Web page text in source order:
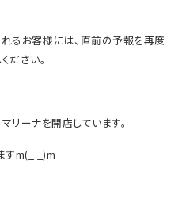
るお客様には、直前の予報を再度
ださい。
リーナを開店しています。
すm(_ _)m